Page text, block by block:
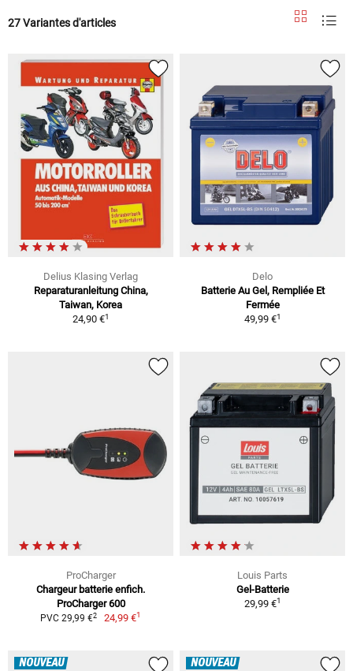
27 Variantes d'articles
Delius Klasing Verlag
Reparaturanleitung China,
Taiwan, Korea
24,90 €1
Delo
Batterie Au Gel, Rempliée Et
Fermée
49,99 €1
ProCharger
Chargeur batterie enfich.
ProCharger 600
PVC 29,99 €2 24,99 €1
Louis Parts
Gel-Batterie
29,99 €1
NOUVEAU NOUVEAU